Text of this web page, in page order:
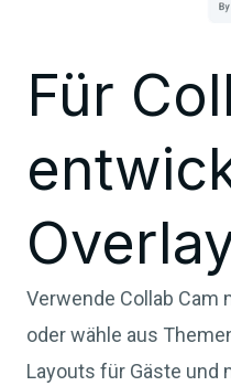
Für
Verwende Collab Cam
oder wähle aus
Layouts für Gäste und